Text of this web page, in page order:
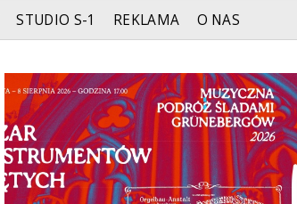
STUDIO S-1 REKLAMA O NAS